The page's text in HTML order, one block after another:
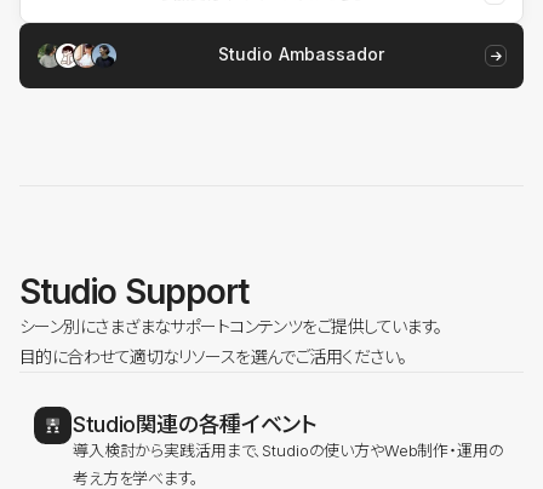
Studio Ambassador
Studio Support
シーン別にさまざまなサポートコンテンツをご提供しています。
目的に合わせて適切なリソースを選んでご活用ください。
Studio関連の各種イベント
導入検討から実践活用まで、Studioの使い方やWeb制作・運用の
考え方を学べます。